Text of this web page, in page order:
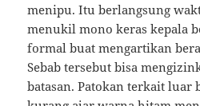
menipu. Itu berlangsung
menukil mono keras kepala
formal buat mengartikan
Sebab tersebut bisa
batasan. Patokan terkait luar